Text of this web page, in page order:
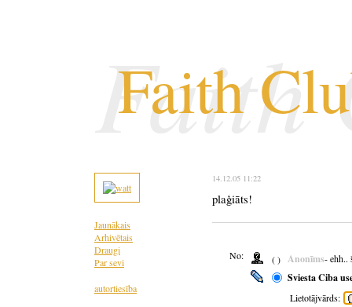
Faith
Faith
Jaunākais
Arhivētais
Draugi
Par sevi
autortiesība
14.12.05 11:22
plaģiāts!
No: ( ) Anonīms- ehh..
Sviesta Ciba
Lietotājvārds: